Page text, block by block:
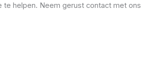
te helpen. Neem gerust contact met ons